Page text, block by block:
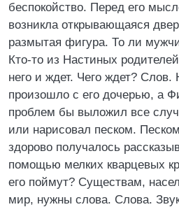
беспокойство. Перед его
возникла открывающаяся
размытая фигура. То ли
Кто-то из Настиных
него и ждет. Чего ждет?
произошло с его дочерью, а
проблем бы выложил все
или нарисовал песком.
здорово получалось
помощью мелких кварцевых
его поймут? Существам,
мир, нужны слова. Слова.